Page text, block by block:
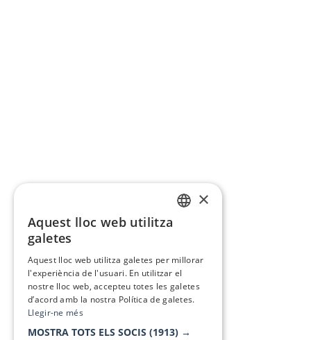
×
Aquest lloc web utilitza
galetes
Aquest lloc web utilitza galetes per millorar
l'experiència de l'usuari. En utilitzar el
nostre lloc web, accepteu totes les galetes
d’acord amb la nostra Política de galetes.
Llegir-ne més
MOSTRA TOTS ELS SOCIS (1913) →